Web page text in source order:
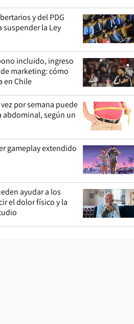
y del PDG
suspender la Ley
incluido, ingreso
marketing: cómo
en Chile
por semana puede
abdominal, según un
gameplay extendido
ayudar a los
el dolor físico y la